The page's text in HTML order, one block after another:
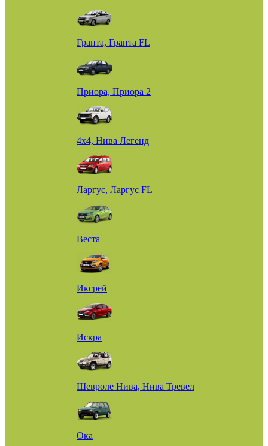
Гранта, Гранта FL
Приора, Приора 2
4х4, Нива Легенд
Ларгус, Ларгус FL
Веста
Иксрей
Искра
Шевроле Нива, Нива Тревел
Ока